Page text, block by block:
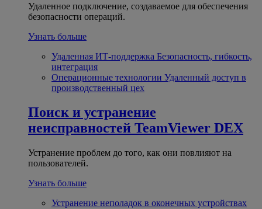
Удаленное подключение, создаваемое для обеспечения
безопасности операций.
Узнать больше
Удаленная ИТ-поддержка Безопасность, гибкость,
интеграция
Операционные технологии Удаленный доступ в
производственный цех
Поиск и устранение
неисправностей TeamViewer DEX
Устранение проблем до того, как они повлияют на
пользователей.
Узнать больше
Устранение неполадок в оконечных устройствах